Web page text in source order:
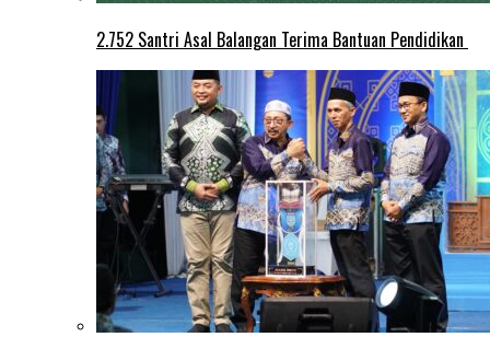
2.752 Santri Asal Balangan Terima Bantuan Pendidikan